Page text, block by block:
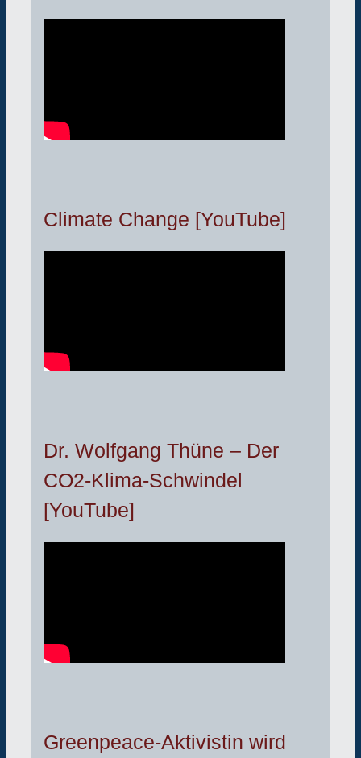
Climate Change [YouTube]
Dr. Wolfgang Thüne – Der
CO2-Klima-Schwindel
[YouTube]
Greenpeace-Aktivistin wird